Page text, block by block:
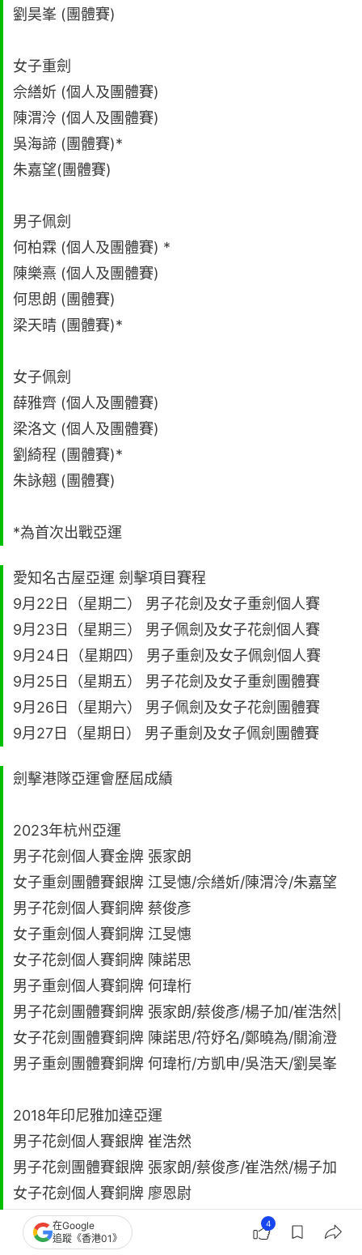
劉昊峯 (團體賽)
女子重劍
佘繕妡 (個人及團體賽)
陳渭泠 (個人及團體賽)
吳海諦 (團體賽)*
朱嘉望(團體賽)
男子佩劍
何柏霖 (個人及團體賽) *
陳樂熹 (個人及團體賽)
何思朗 (團體賽)
梁天晴 (團體賽)*
女子佩劍
薛雅齊 (個人及團體賽)
梁洛文 (個人及團體賽)
劉綺程 (團體賽)*
朱詠翹 (團體賽)
*為首次出戰亞運
愛知名古屋亞運 劍擊項目賽程
9月22日（星期二） 男子花劍及女子重劍個人賽
9月23日（星期三） 男子佩劍及女子花劍個人賽
9月24日（星期四） 男子重劍及女子佩劍個人賽
9月25日（星期五） 男子花劍及女子重劍團體賽
9月26日（星期六） 男子佩劍及女子花劍團體賽
9月27日（星期日） 男子重劍及女子佩劍團體賽
劍擊港隊亞運會歷屆成績
2023年杭州亞運
男子花劍個人賽金牌 張家朗
女子重劍團體賽銀牌 江旻憓/佘繕妡/陳渭泠/朱嘉望
男子花劍個人賽銅牌 蔡俊彥
女子重劍個人賽銅牌 江旻憓
女子花劍個人賽銅牌 陳諾思
男子重劍個人賽銅牌 何瑋桁
男子花劍團體賽銅牌 張家朗/蔡俊彥/楊子加/崔浩然|
女子花劍團體賽銅牌 陳諾思/符妤名/鄭曉為/關渝澄
男子重劍團體賽銅牌 何瑋桁/方凱申/吳浩天/劉昊峯
2018年印尼雅加達亞運
男子花劍個人賽銀牌 崔浩然
男子花劍團體賽銀牌 張家朗/蔡俊彥/崔浩然/楊子加
女子花劍個人賽銅牌 廖恩尉
男子佩劍個人賽銅牌 羅浩天
女子重劍個人賽銅牌 江旻憓
在Google
追蹤《香港01》
4